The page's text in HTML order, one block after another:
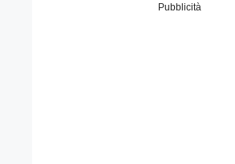
Pubblicità